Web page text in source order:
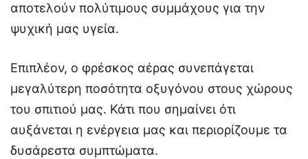
αποτελούν πολύτιμους συμμάχους για την
ψυχική μας υγεία.
Επιπλέον, ο φρέσκος αέρας συνεπάγεται
μεγαλύτερη ποσότητα οξυγόνου στους χώρους
του σπιτιού μας. Κάτι που σημαίνει ότι
αυξάνεται η ενέργεια μας και περιορίζουμε τα
δυσάρεστα συμπτώματα.